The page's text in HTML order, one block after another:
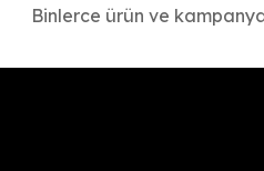
Binlerce ürün ve